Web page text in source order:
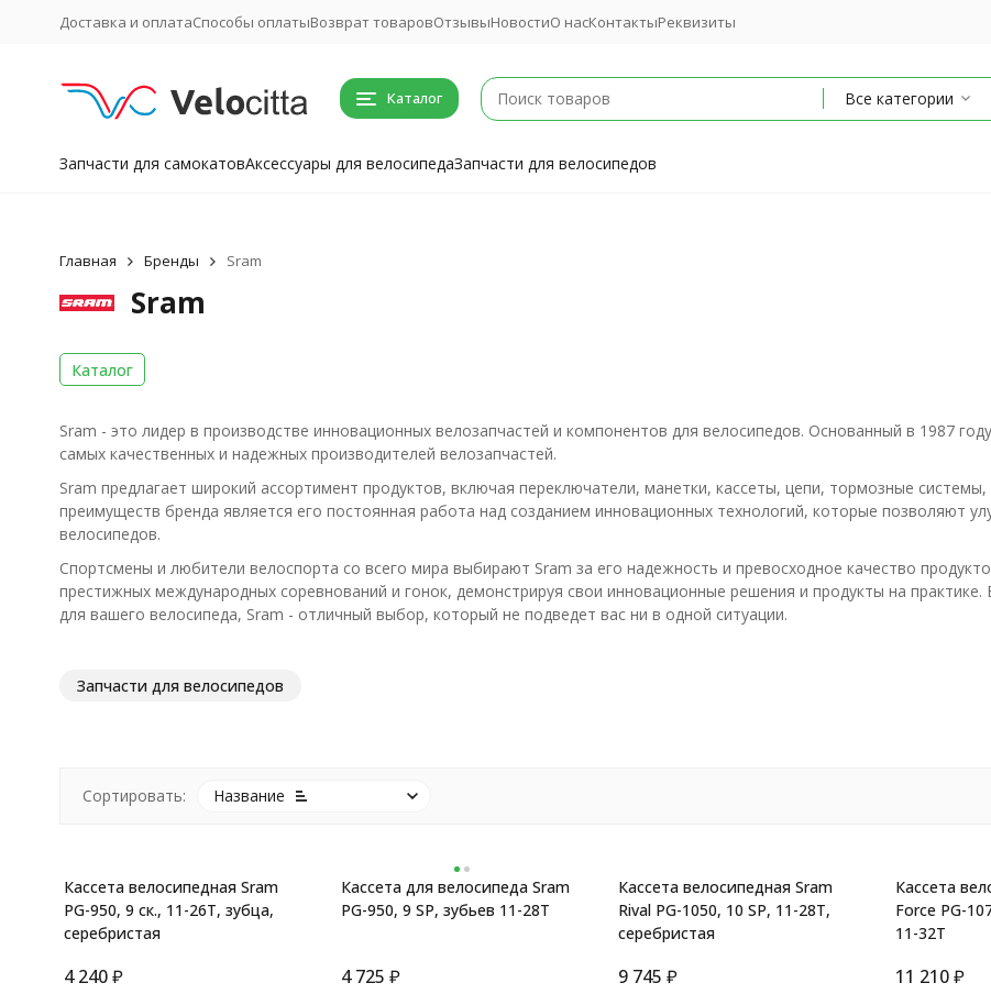
Доставка и оплатаСпособы оплатыВозврат товаровОтзывыНовостиО насКонтактыРеквизиты
Каталог Все категории
Запчасти для самокатовАксессуары для велосипедаЗапчасти для велосипедов
Главная Бренды Sram
Sram
Каталог
Sram - это лидер в производстве инновационных велозапчастей и компонентов для велосипедов. Основанный в 1987
самых качественных и надежных производителей велозапчастей.
Sram предлагает широкий ассортимент продуктов, включая переключатели, манетки, кассеты, цепи, тормозные
преимуществ бренда является его постоянная работа над созданием инновационных технологий, которые позволяют
велосипедов.
Спортсмены и любители велоспорта со всего мира выбирают Sram за его надежность и превосходное качество
престижных международных соревнований и гонок, демонстрируя свои инновационные решения и продукты на
для вашего велосипеда, Sram - отличный выбор, который не подведет вас ни в одной ситуации.
Запчасти для велосипедов
Сортировать: Название
Кассета велосипедная Sram
PG-950, 9 ск., 11-26T, зубца,
серебристая
4 240 ₽
Кассета для велосипеда Sram
PG-950, 9 SP, зубьев 11-28T
4 725 ₽
Кассета велосипедная Sram
Rival PG-1050, 10 SP, 11-28T,
серебристая
9 745 ₽
Кассета
Force PG-
11-32T
11 210₽